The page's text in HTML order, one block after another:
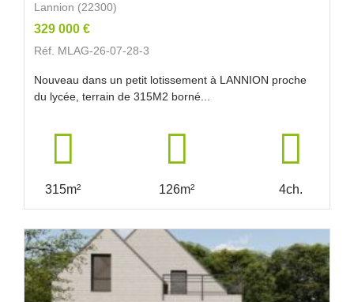
Lannion (22300)
329 000 €
Réf. MLAG-26-07-28-3
Nouveau dans un petit lotissement à LANNION proche
du lycée, terrain de 315M2 borné...
315m² 126m² 4ch.